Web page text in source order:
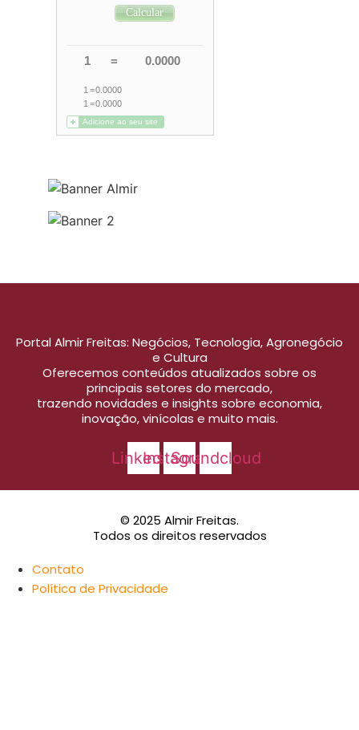
Portal Almir Freitas: Negócios, Tecnologia, Agronegócio
e Cultura
Oferecemos conteúdos atualizados sobre os
principais setores do mercado,
trazendo novidades e insights sobre economia,
inovação, vinícolas e muito mais.
LinkedinInstagram
Soundcloud
© 2025 Almir Freitas.
Todos os direitos reservados
Contato
Política de Privacidade